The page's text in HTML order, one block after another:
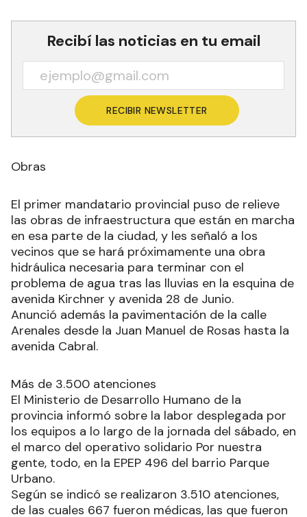
Recibí las noticias en tu email
RECIBIR NEWSLETTER
Obras
El primer mandatario provincial puso de relieve
las obras de infraestructura que están en marcha
en esa parte de la ciudad, y les señaló a los
vecinos que se hará próximamente una obra
hidráulica necesaria para terminar con el
problema de agua tras las lluvias en la esquina de
avenida Kirchner y avenida 28 de Junio.
Anunció además la pavimentación de la calle
Arenales desde la Juan Manuel de Rosas hasta la
avenida Cabral.
Más de 3.500 atenciones
El Ministerio de Desarrollo Humano de la
provincia informó sobre la labor desplegada por
los equipos a lo largo de la jornada del sábado, en
el marco del operativo solidario Por nuestra
gente, todo, en la EPEP 496 del barrio Parque
Urbano.
Según se indicó se realizaron 3.510 atenciones,
de las cuales 667 fueron médicas, las que fueron